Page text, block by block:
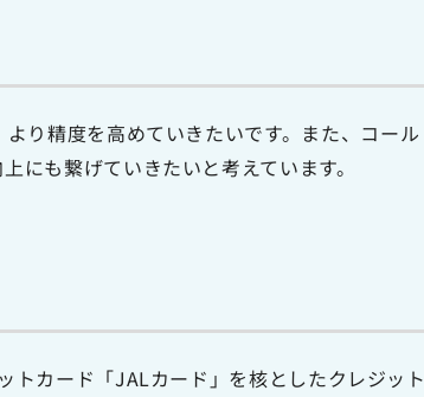
り精度を高めていきたいです。また、コール
にも繋げていきたいと考えています。
トカード「JALカード」を核としたクレジット